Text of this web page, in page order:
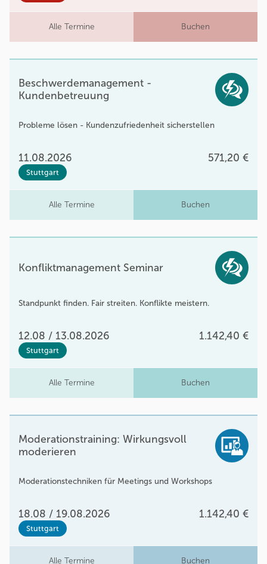
Alle Termine Buchen
Beschwerdemanagement -
Kundenbetreuung
Probleme lösen - Kundenzufriedenheit sicherstellen
11.08.2026 571,20 €
Stuttgart
Alle Termine Buchen
Konfliktmanagement Seminar
Standpunkt finden. Fair streiten. Konflikte meistern.
12.08 / 13.08.2026 1.142,40 €
Stuttgart
Alle Termine Buchen
Moderationstraining: Wirkungsvoll
moderieren
Moderationstechniken für Meetings und Workshops
18.08 / 19.08.2026 1.142,40 €
Stuttgart
Alle Termine Buchen